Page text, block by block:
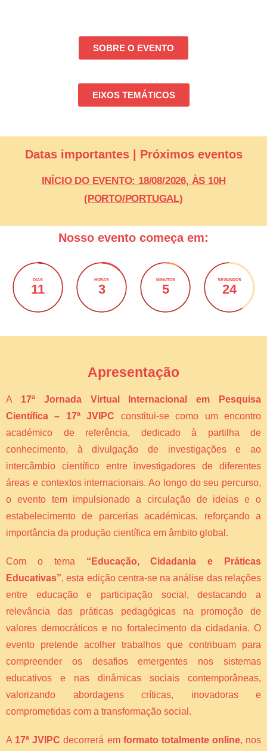
SOBRE O EVENTO
EIXOS TEMÁTICOS
Datas importantes | Próximos eventos
INÍCIO DO EVENTO: 18/08/2026, ÀS 10H
(PORTO/PORTUGAL)
Nosso evento começa em:
DIAS
11
HORAS
3
MINUTOS
5
SEGUNDOS
24
Apresentação
A 17ª Jornada Virtual Internacional em Pesquisa
Científica – 17ª JVIPC constitui-se como um encontro
académico de referência, dedicado à partilha de
conhecimento, à divulgação de investigações e ao
intercâmbio científico entre investigadores de diferentes
áreas e contextos internacionais. Ao longo do seu percurso,
o evento tem impulsionado a circulação de ideias e o
estabelecimento de parcerias académicas, reforçando a
importância da produção científica em âmbito global.
Com o tema “Educação, Cidadania e Práticas
Educativas”, esta edição centra-se na análise das relações
entre educação e participação social, destacando a
relevância das práticas pedagógicas na promoção de
valores democráticos e no fortalecimento da cidadania. O
evento pretende acolher trabalhos que contribuam para
compreender os desafios emergentes nos sistemas
educativos e nas dinâmicas sociais contemporâneas,
valorizando abordagens críticas, inovadoras e
comprometidas com a transformação social.
A 17ª JVIPC decorrerá em formato totalmente online, nos